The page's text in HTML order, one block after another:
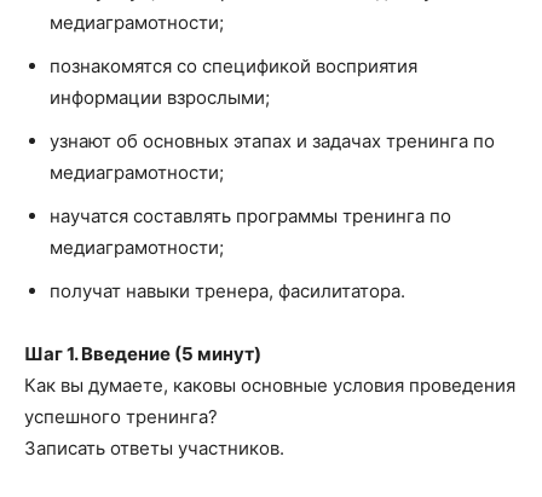
медиаграмотности;
познакомятся со спецификой восприятия
информации взрослыми;
узнают об основных этапах и задачах тренинга по
медиаграмотности;
научатся составлять программы тренинга по
медиаграмотности;
получат навыки тренера, фасилитатора.
Шаг 1. Введение (5 минут)
Как вы думаете, каковы основные условия проведения
успешного тренинга?
Записать ответы участников.